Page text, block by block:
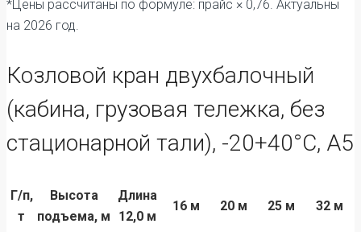
*Цены рассчитаны по формуле: прайс × 0,76. Актуальны
на 2026 год.
Козловой кран двухбалочный
(кабина, грузовая тележка, без
стационарной тали), -20+40°С, А5
Г/п,
т
Высота
подъема, м
Длина
12,0 м
16 м 20 м 25 м 32 м